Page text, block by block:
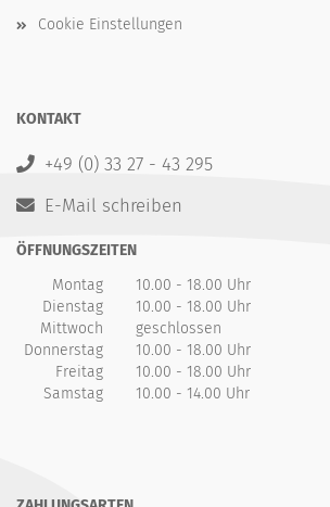
Cookie Einstellungen
KONTAKT
+49 (0) 33 27 - 43 295
E-Mail schreiben
ÖFFNUNGSZEITEN
Montag
10.00 - 18.00 Uhr
Dienstag
10.00 - 18.00 Uhr
Mittwoch
geschlossen
Donnerstag
10.00 - 18.00 Uhr
Freitag
10.00 - 18.00 Uhr
Samstag
10.00 - 14.00 Uhr